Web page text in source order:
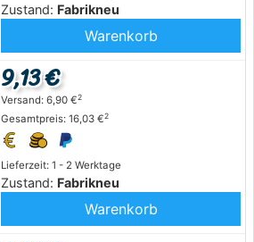
Zustand: Fabrikneu
Warenkorb
Lieferzeit: 1 - 2 Werktage
Zustand: Fabrikneu
9,13 €
Versand: 6,90 €2
Gesamtpreis: 16,03 €2
Warenkorb